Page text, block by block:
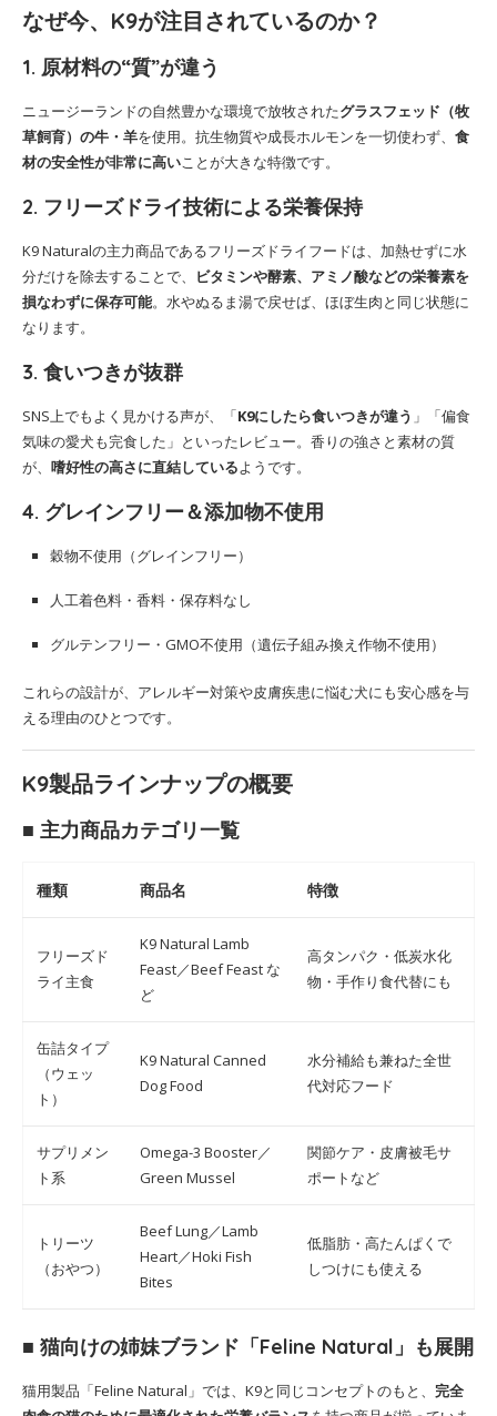
なぜ今、K9が注目されているのか？
1. 原材料の“質”が違う
ニュージーランドの自然豊かな環境で放牧されたグラスフェッド（牧
草飼育）の牛・羊を使用。抗生物質や成長ホルモンを一切使わず、 食
材の安全性が非常に高いことが大きな特徴です。
2. フリーズドライ技術による栄養保持
K9 Naturalの主力商品であるフリーズドライフードは、加熱せずに水
分だけを除去することで、
ビタミンや酵素、アミノ酸などの栄養素を
損なわずに保存可能。水やぬるま湯で戻せば、ほぼ生肉と同じ状態に
なります。
3. 食いつきが抜群
SNS上でもよく見かける声が、「K9にしたら食いつきが違う 」「偏食
気味の愛犬も完食した」といったレビュー。香りの強さと素材の質
が、 嗜好性の高さに直結しているようです。
4. グレインフリー＆添加物不使用
穀物不使用（グレインフリー）
人工着色料・香料・保存料なし
グルテンフリー・GMO不使用（遺伝子組み換え作物不使用）
これらの設計が、アレルギー対策や皮膚疾患に悩む犬にも安心感を与
える理由のひとつです。
K9製品ラインナップの概要
■ 主力商品カテゴリ一覧
種類 商品名 特徴
フリーズド
ライ主食
K9 Natural Lamb
Feast／Beef Feast な
ど
高タンパク・低炭水化
物・手作り食代替にも
缶詰タイプ
（ウェッ
ト）
K9 Natural Canned
Dog Food
水分補給も兼ねた全世
代対応フード
サプリメン
ト系
Omega-3 Booster／
Green Mussel
関節ケア・皮膚被毛サ
ポートなど
トリーツ
（おやつ）
Beef Lung／Lamb
Heart／Hoki Fish
Bites
低脂肪・高たんぱくで
しつけにも使える
■ 猫向けの姉妹ブランド「Feline Natural」も展開
猫用製品「Feline Natural」では、K9と同じコンセプトのもと、 完全